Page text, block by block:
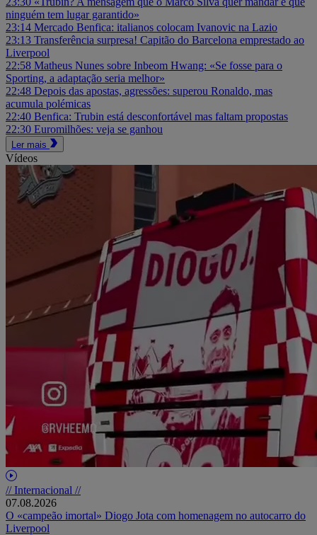
ninguém tem lugar garantido»
23:14 Mercado Benfica: italianos colocam Ivanovic na Lazio
23:13 Transferência surpresa! Capitão do Barcelona emprestado ao
Liverpool
22:58 Matheus Nunes sobre Inbeom Hwang: «Se fosse para o
Sporting, a adaptação seria melhor»
22:48 Depois das apostas, agressões: superou Ronaldo, mas
acumula polémicas
22:40 Benfica: Trubin está desconfortável mas faltam propostas
22:30 Euromilhões: veja se ganhou
Ler mais
Vídeos
// Internacional //
07.08.2026
O «campeão imortal» Diogo Jota com homenagem no autocarro do
Liverpool